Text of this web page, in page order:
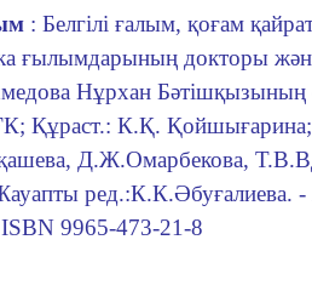
: Белгiлi ғалым, қоғам
ғылымдарының докторы
Нұрхан
Құраст.: К.Қ. Қойшығарина;
Д.Ж.Омарбекова,
ред.:К.К.Әбуғалиева.
9965-473-21-8